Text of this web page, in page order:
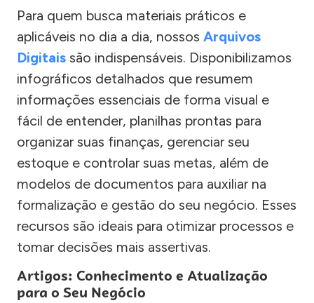
Para quem busca materiais práticos e
aplicáveis no dia a dia, nossos Arquivos
Digitais são indispensáveis. Disponibilizamos
infográficos detalhados que resumem
informações essenciais de forma visual e
fácil de entender, planilhas prontas para
organizar suas finanças, gerenciar seu
estoque e controlar suas metas, além de
modelos de documentos para auxiliar na
formalização e gestão do seu negócio. Esses
recursos são ideais para otimizar processos e
tomar decisões mais assertivas.
Artigos: Conhecimento e Atualização
para o Seu Negócio